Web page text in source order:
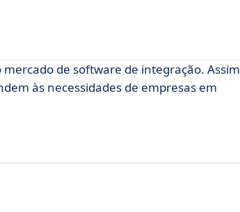
de software de integração. Assim
às necessidades de empresas em